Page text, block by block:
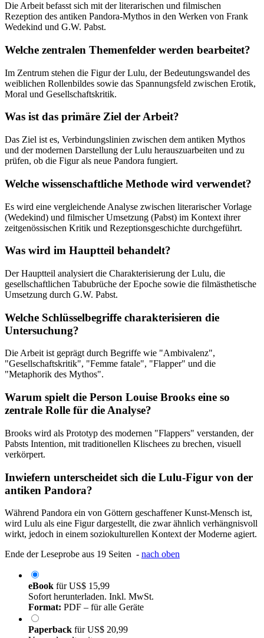
Die Arbeit befasst sich mit der literarischen und filmischen
Rezeption des antiken Pandora-Mythos in den Werken von Frank
Wedekind und G.W. Pabst.
Welche zentralen Themenfelder werden bearbeitet?
Im Zentrum stehen die Figur der Lulu, der Bedeutungswandel des
weiblichen Rollenbildes sowie das Spannungsfeld zwischen Erotik,
Moral und Gesellschaftskritik.
Was ist das primäre Ziel der Arbeit?
Das Ziel ist es, Verbindungslinien zwischen dem antiken Mythos
und der modernen Darstellung der Lulu herauszuarbeiten und zu
prüfen, ob die Figur als neue Pandora fungiert.
Welche wissenschaftliche Methode wird verwendet?
Es wird eine vergleichende Analyse zwischen literarischer Vorlage
(Wedekind) und filmischer Umsetzung (Pabst) im Kontext ihrer
zeitgenössischen Kritik und Rezeptionsgeschichte durchgeführt.
Was wird im Hauptteil behandelt?
Der Hauptteil analysiert die Charakterisierung der Lulu, die
gesellschaftlichen Tabubrüche der Epoche sowie die filmästhetische
Umsetzung durch G.W. Pabst.
Welche Schlüsselbegriffe charakterisieren die
Untersuchung?
Die Arbeit ist geprägt durch Begriffe wie "Ambivalenz",
"Gesellschaftskritik", "Femme fatale", "Flapper" und die
"Metaphorik des Mythos".
Warum spielt die Person Louise Brooks eine so
zentrale Rolle für die Analyse?
Brooks wird als Prototyp des modernen "Flappers" verstanden, der
Pabsts Intention, mit traditionellen Klischees zu brechen, visuell
verkörpert.
Inwiefern unterscheidet sich die Lulu-Figur von der
antiken Pandora?
Während Pandora ein von Göttern geschaffener Kunst-Mensch ist,
wird Lulu als eine Figur dargestellt, die zwar ähnlich verhängnisvoll
wirkt, jedoch in einem soziokulturellen Kontext der Moderne agiert.
Ende der Leseprobe aus 19 Seiten - nach oben
eBook fürUS$ 15,99
Sofort herunterladen. Inkl. MwSt.
Format: PDF – für alle Geräte
Paperback fürUS$ 20,99